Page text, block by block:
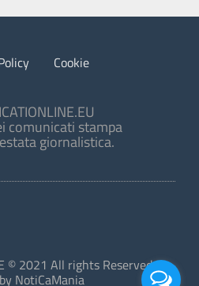
Cookie
comunicati stampa
giornalistica.
© 2021 All rights Reserved.
NotiCaMania